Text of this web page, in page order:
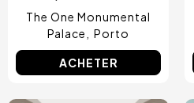
The One Monumental
Palace
Porto
ACHETER